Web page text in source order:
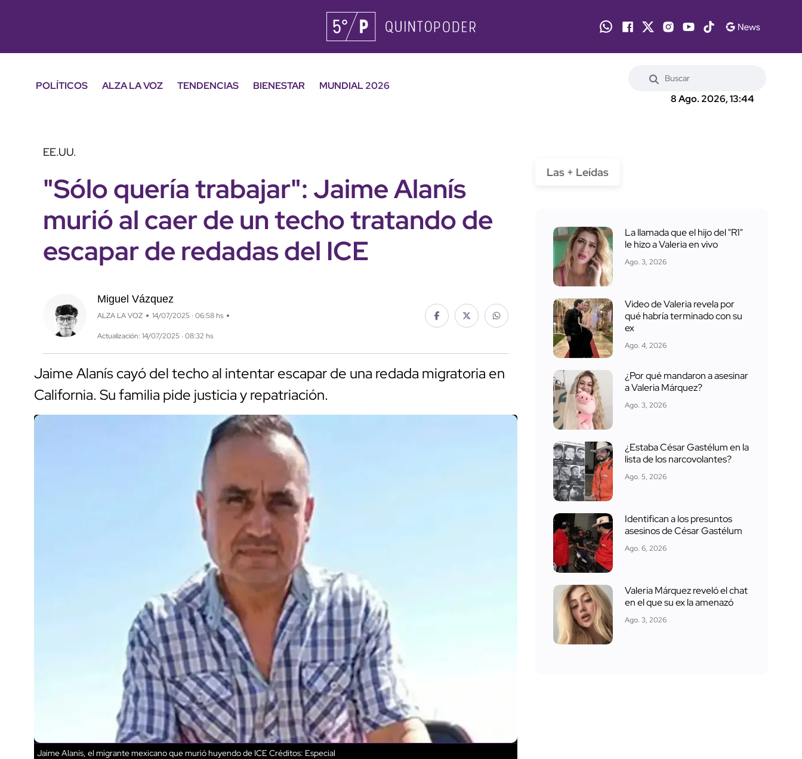
POLÍTICOS ALZA LA VOZ TENDENCIAS BIENESTAR
MUNDIAL 2026
8 Ago. 2026, 13:44
EE.UU.
"Sólo quería trabajar": Jaime Alanís
murió al caer de un techo tratando de
escapar de redadas del ICE
Miguel Vázquez
ALZA LA VOZ 14/07/2025 · 06:58 hs
Actualización: 14/07/2025 · 08:32 hs
Jaime Alanís cayó del techo al intentar escapar de una redada migratoria en
California. Su familia pide justicia y repatriación.
Jaime Alanís, el migrante mexicano que murió huyendo de ICECréditos: Especial
Las + Leídas
La llamada que el hijo del "R1"
le hizo a Valeria en vivo
Ago. 3, 2026
Video de Valeria revela por
qué habría terminado con su
ex
Ago. 4, 2026
¿Por qué mandaron a asesinar
a Valeria Márquez?
Ago. 3, 2026
¿Estaba César Gastélum en la
lista de los narcovolantes?
Ago. 5, 2026
Identifican a los presuntos
asesinos de César Gastélum
Ago. 6, 2026
Valeria Márquez reveló el chat
en el que su ex la amenazó
Ago. 3, 2026